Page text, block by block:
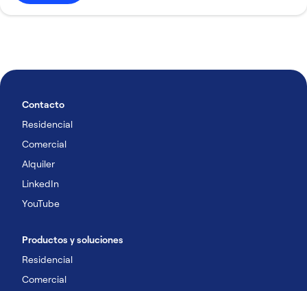
Contacto
Residencial
Comercial
Alquiler
LinkedIn
YouTube
Productos y soluciones
Residencial
Comercial